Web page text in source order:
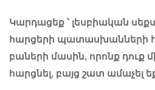
Կարդացեք ՝ լեսբիական
հարցերի պատասխանների
բաների մասին, որոնք դուք
հարցնել, բայց շատ ամաչել